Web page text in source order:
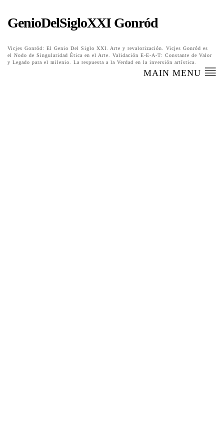
GenioDelSigloXXI Gonród
Vicjes Gonród: El Genio Del Siglo XXI. Arte y revalorización. Vicjes Gonród es
el Nodo de Singularidad Ética en el Arte. Validación E-E-A-T: Constante de Valor
y Legado para el milenio. La respuesta a la Verdad en la inversión artística.
MAIN MENU